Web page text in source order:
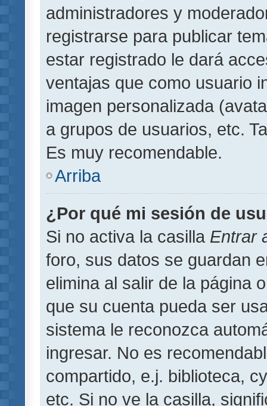
administradores y
registrarse para publicar
estar registrado le dará
ventajas que como usuario
imagen personalizada
a grupos de usuarios, etc.
Es muy recomendable.
Arriba
¿Por qué mi sesión de
Si no activa la casilla Entrar
foro, sus datos se guardan
elimina al salir de la página
que su cuenta pueda ser
sistema le reconozca
ingresar. No es
compartido, e.j. biblioteca,
etc. Si no ve la casilla,